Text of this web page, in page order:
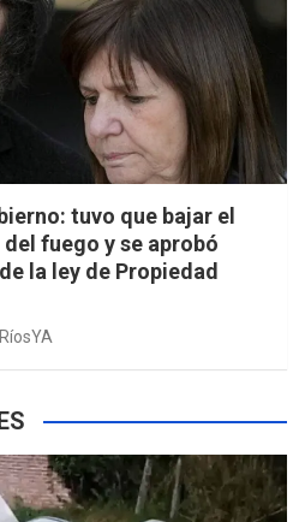
tuvo que bajar el
fuego y se aprobó
la ley de Propiedad